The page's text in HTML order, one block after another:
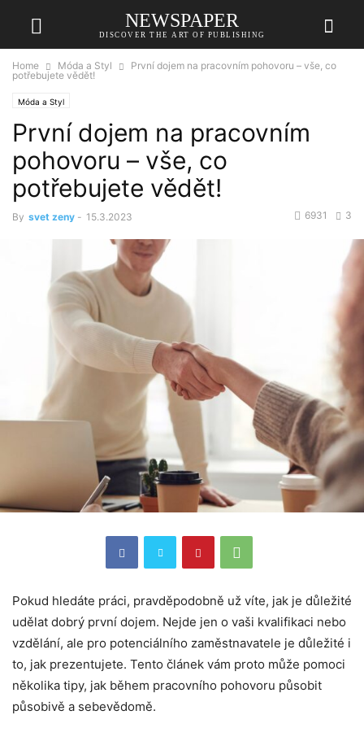
NEWSPAPER
DISCOVER THE ART OF PUBLISHING
Home Móda a Styl
První dojem na pracovním pohovoru – vše, co
potřebujete vědět!
Móda a Styl
První dojem na pracovním
pohovoru – vše, co
potřebujete vědět!
By svet zeny - 15.3.2023 3
6931
Pokud hledáte práci, pravděpodobně už víte, jak je důležité
udělat dobrý první dojem. Nejde jen o vaši kvalifikaci nebo
vzdělání, ale pro potenciálního zaměstnavatele je důležité i
to, jak prezentujete. Tento článek vám proto může pomoci
několika tipy, jak během pracovního pohovoru působit
působivě a sebevědomě.